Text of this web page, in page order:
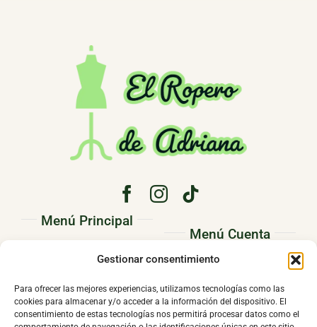
Gestionar consentimiento
Para ofrecer las mejores experiencias, utilizamos tecnologías como las
cookies para almacenar y/o acceder a la información del dispositivo. El
consentimiento de estas tecnologías nos permitirá procesar datos como el
Menú Principal
TIENDA
Menú Cuenta
Pedidos
Direcciones
Mi cuenta